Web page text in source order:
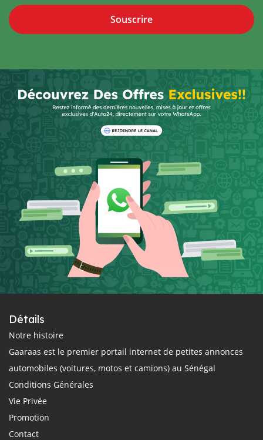
Souscrire
Détails
Notre histoire
Gaaraas est le premier portail internet de petites annonces
automobiles (voitures, motos et camions) au Sénégal
Conditions Générales
Vie Privée
Promotion
Contact